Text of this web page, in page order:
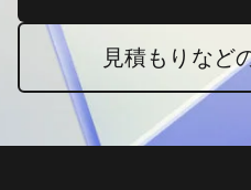
見積もりなど